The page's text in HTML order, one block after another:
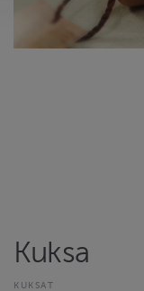
Kuksa
KUKSAT